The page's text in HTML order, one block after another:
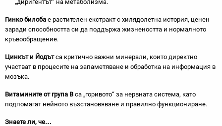
„диригентът“ на метаболизма.
Гинко билоба е растителен екстракт с хилядолетна история, ценен
заради способността си да поддържа жизнеността и нормалното
кръвообращение.
Цинкът и Йодътса критично важни минерали, които директно
участват в процесите на запаметяване и обработка на информация в
мозъка.
Витамините от група B са „горивото“ за нервната система, като
подпомагат нейното възстановяване и правилно функциониране.
Знаете ли, че…